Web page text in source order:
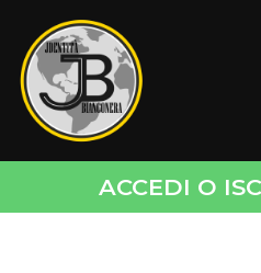
ACCEDI O